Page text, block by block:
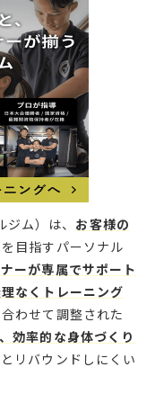
ム）は、 お客様の
目指すパーソナル
ーが専属でサポート
なくトレーニング
わせて調整された
効率的な身体づくり
リバウンドしにくい